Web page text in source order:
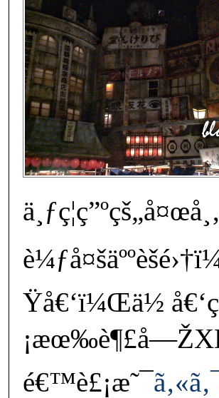
Ÿå€‘ï¼Œä½
é€™è£¡æ˜¯